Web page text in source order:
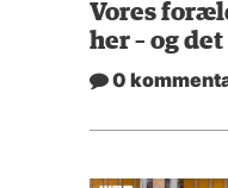
Vores
her – og
0